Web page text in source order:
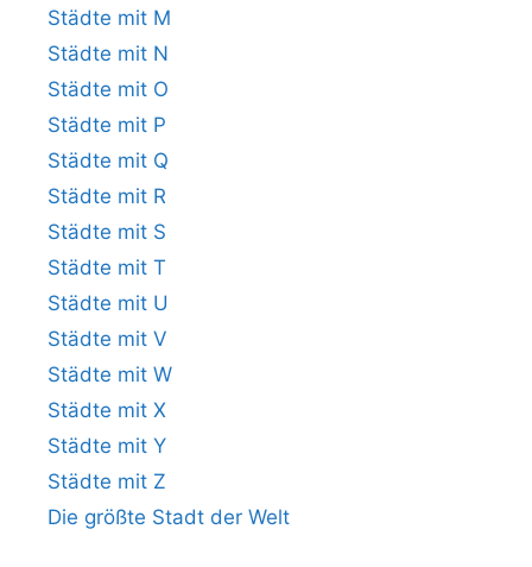
Städte mit M
Städte mit N
Städte mit O
Städte mit P
Städte mit Q
Städte mit R
Städte mit S
Städte mit T
Städte mit U
Städte mit V
Städte mit W
Städte mit X
Städte mit Y
Städte mit Z
Die größte Stadt der Welt